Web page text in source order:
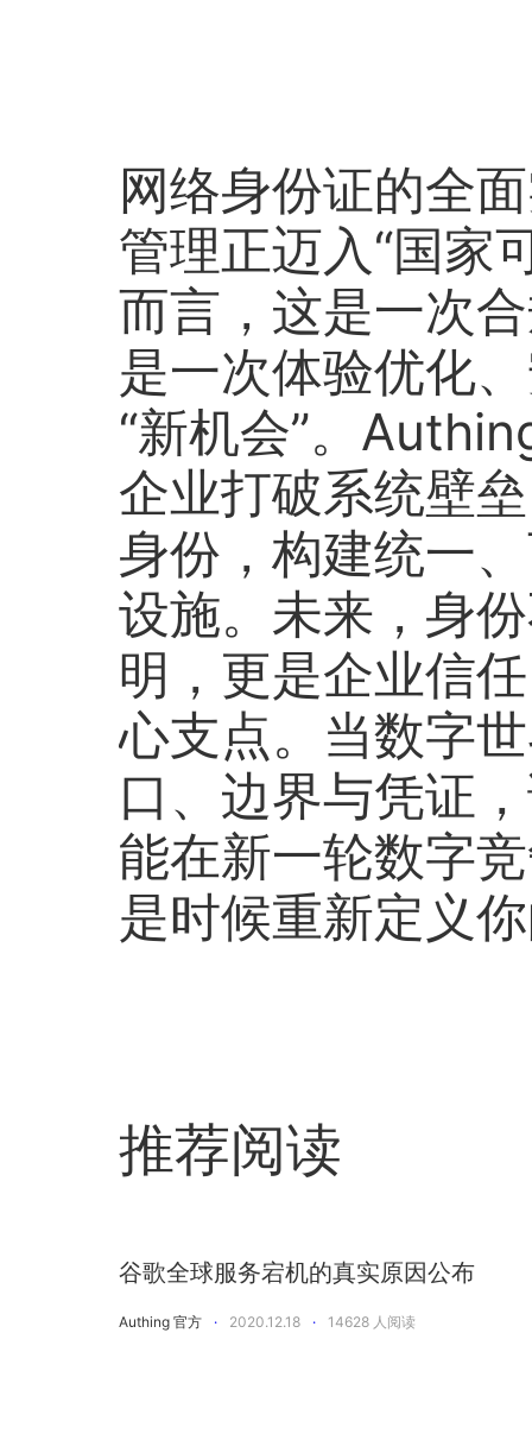
网络身份证的全
管理正迈入“国家
而言，这是一次
是一次体验优化
“新机会”。
企业打破系统壁
身份，构建统一
设施。未来，身
明，更是企业信
心支点。当数字
口、边界与凭证
能在新一轮数字
是时候重新定义
推荐阅读
谷歌全球服务宕机的真实原因公布
Authing 官方 · 2020.12.18 · 14628 人阅读